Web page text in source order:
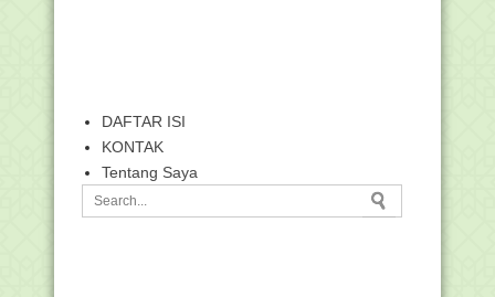
DAFTAR ISI
KONTAK
Tentang Saya